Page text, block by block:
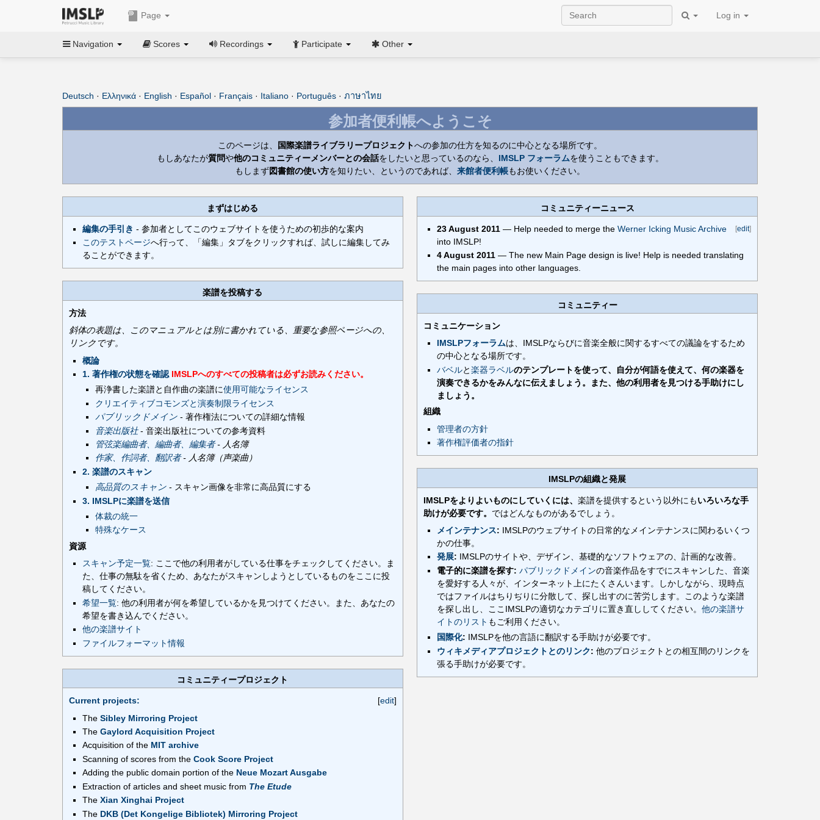
Page Log in
Navigation Scores Recordings Participate Other
Deutsch · Ελληνικά · English · Español · Français · Italiano · Português · ภาษาไทย
参加者便利帳へようこそ
このページは、 国際楽譜ライブラリープロジェクトへの参加の仕方を知るのに中心となる場所です。
もしあなたが質問や他のコミュニティーメンバーとの会話をしたいと思っているのなら、 IMSLP フォーラムを使うこともできます。
もしまず図書館の使い方を知りたい、というのであれば、 来館者便利帳もお使いください。
まずはじめる
編集の手引き - 参加者としてこのウェブサイトを使うための初歩的な案内
このテストページへ行って、「編集」タブをクリックすれば、試しに編集してみ
ることができます。
楽譜を投稿する
方法
斜体の表題は、このマニュアルとは別に書かれている、重要な参照ページへの、
リンクです。
概論
1. 著作権の状態を確認 IMSLPへのすべての投稿者は必ずお読みください。
再浄書した楽譜と自作曲の楽譜に使用可能なライセンス
クリエイティブコモンズと演奏制限ライセンス
パブリックドメイン - 著作権法についての詳細な情報
音楽出版社- 音楽出版社についての参考資料
管弦楽編曲者、編曲者、編集者- 人名簿
作家、作詞者、翻訳者- 人名簿（声楽曲）
2. 楽譜のスキャン
高品質のスキャン - スキャン画像を非常に高品質にする
3. IMSLPに楽譜を送信
体裁の統一
特殊なケース
資源
スキャン予定一覧: ここで他の利用者がしている仕事をチェックしてください。ま
た、仕事の無駄を省くため、あなたがスキャンしようとしているものをここに投
稿してください。
希望一覧: 他の利用者が何を希望しているかを見つけてください。また、あなたの
希望を書き込んでください。
他の楽譜サイト
ファイルフォーマット情報
コミュニティープロジェクト
[edit]
Current projects:
The Sibley Mirroring Project
The Gaylord Acquisition Project
Acquisition of the MIT archive
Scanning of scores from the Cook Score Project
Adding the public domain portion of the Neue Mozart Ausgabe
Extraction of articles and sheet music from The Etude
The Xian Xinghai Project
The DKB (Det Kongelige Bibliotek) Mirroring Project
コミュニティーニュース
[edit]
23 August 2011 — Help needed to merge theWerner Icking Music Archive
into IMSLP!
4 August 2011 — The new Main Page design is live! Help is needed translating
the main pages into other languages.
コミュニティー
コミュニケーション
IMSLPフォーラムは、IMSLPならびに音楽全般に関するすべての議論をするため
の中心となる場所です。
バベルと楽器ラベルのテンプレートを使って、自分が何語を使えて、何の楽器を
演奏できるかをみんなに伝えましょう。また、他の利用者を見つける手助けにし
ましょう。
組織
管理者の方針
著作権評価者の指針
IMSLPの組織と発展
IMSLPをよりよいものにしていくには、楽譜を提供するという以外にもいろいろな手
助けが必要です。 ではどんなものがあるでしょう。
メインテナンス: IMSLPのウェブサイトの日常的なメインテナンスに関わるいくつ
かの仕事。
発展: IMSLPのサイトや、デザイン、基礎的なソフトウェアの、計画的な改善。
電子的に楽譜を探す: パブリックドメインの音楽作品をすでにスキャンした、音楽
を愛好する人々が、インターネット上にたくさんいます。しかしながら、現時点
ではファイルはちりぢりに分散して、探し出すのに苦労します。このような楽譜
を探し出し、ここIMSLPの適切なカテゴリに置き直ししてください。他の楽譜サ
イトのリスト もご利用ください。
国際化: IMSLPを他の言語に翻訳する手助けが必要です。
ウィキメディアプロジェクトとのリンク: 他のプロジェクトとの相互間のリンクを
張る手助けが必要です。